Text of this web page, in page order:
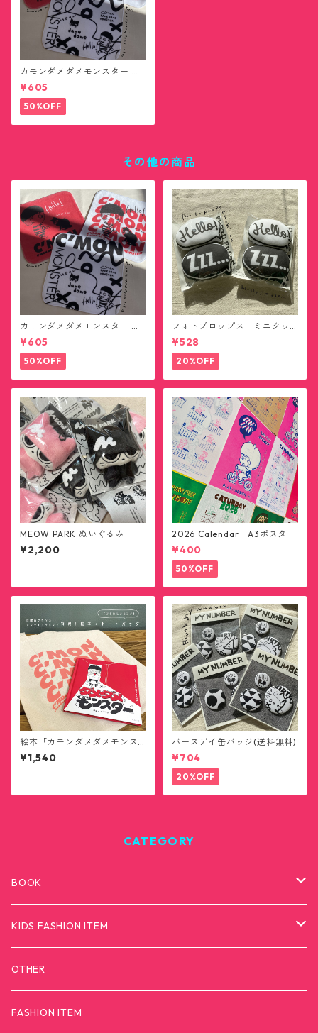
カモンダメダメモンスター ハ
ンカチタオル(送料無料)
¥605
50%OFF
その他の商品
カモンダメダメモンスター ハ
ンカチタオル(送料無料)
¥605
50%OFF
フォトプロップス ミニクッ
ション(送料無料)
¥528
20%OFF
MEOW PARK ぬいぐるみ
¥2,200
2026 Calendar A3ポスター
¥400
50%OFF
絵本「カモンダメダメモンス
ター」トートバッグ付き(送料
無料)
¥1,540
バースデイ缶バッジ(送料無料)
¥704
20%OFF
CATEGORY
BOOK
カモンダメダメモンスター
KIDS FASHION ITEM
T-SHIRTS
OTHER
FASHION ITEM